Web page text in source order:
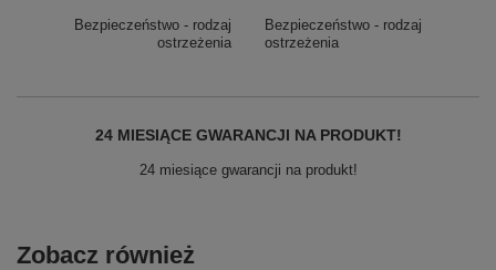
Bezpieczeństwo - rodzaj
ostrzeżenia
Bezpieczeństwo - rodzaj
ostrzeżenia
24 MIESIĄCE GWARANCJI NA PRODUKT!
24 miesiące gwarancji na produkt!
Zobacz również